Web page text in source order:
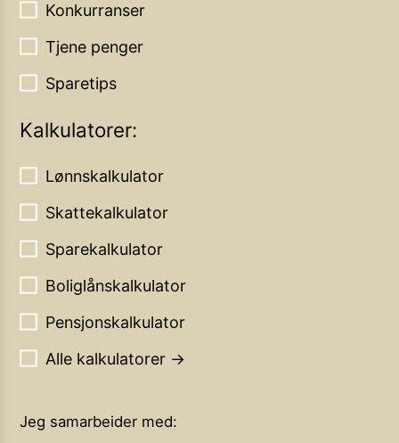
Konkurranser
Tjene penger
Sparetips
Kalkulatorer:
Lønnskalkulator
Skattekalkulator
Sparekalkulator
Boliglånskalkulator
Pensjonskalkulator
Alle kalkulatorer →
Jeg samarbeider med: